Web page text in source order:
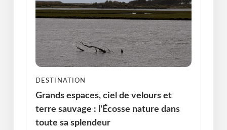
DESTINATION
Grands espaces, ciel de velours et
terre sauvage : l'Écosse nature dans
toute sa splendeur